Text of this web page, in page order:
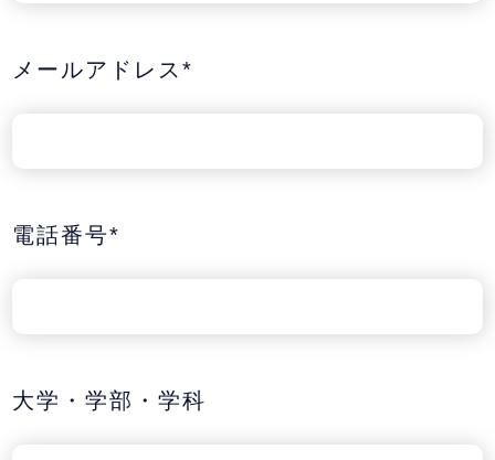
メールアドレス*
電話番号*
大学・学部・学科